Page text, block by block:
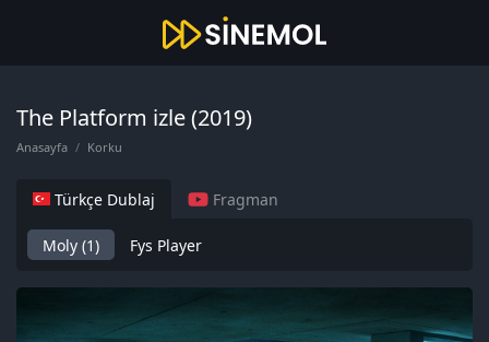
The Platform izle (2019)
Anasayfa Korku
Türkçe Dublaj Fragman
Moly (1) Fys Player